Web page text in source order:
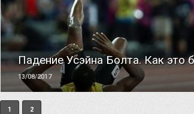
Падение Усэйна Болта. Как это
13/08/2017
ЧИТАТЬ
1 2